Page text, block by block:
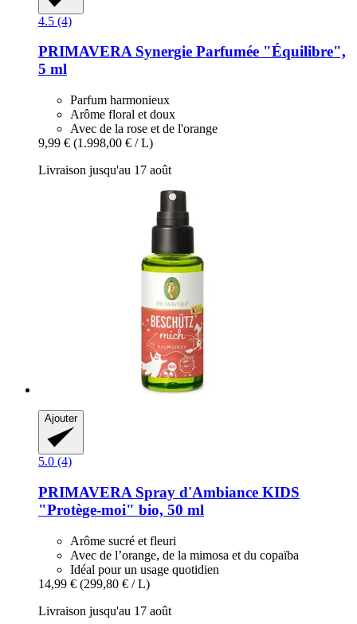
4.5 (4)
PRIMAVERASynergie Parfumée "Équilibre",
5 ml
Parfum harmonieux
Arôme floral et doux
Avec de la rose et de l'orange
9,99 € (1.998,00 € / L)
Livraison jusqu'au 17 août
Ajouter
5.0 (4)
PRIMAVERA Spray d'Ambiance KIDS
"Protège-​moi" bio, 50 ml
Arôme sucré et fleuri
Avec de l’orange, de la mimosa et du copaïba
Idéal pour un usage quotidien
14,99 € (299,80 € / L)
Livraison jusqu'au 17 août